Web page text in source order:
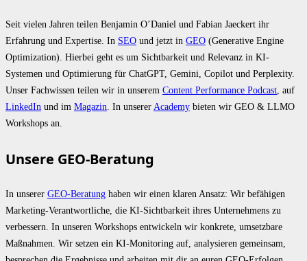
Seit vielen Jahren teilen Benjamin O’Daniel und Fabian Jaeckert ihr
Erfahrung und Expertise. In SEO und jetzt in GEO (Generative Engine
Optimization). Hierbei geht es um Sichtbarkeit und Relevanz in KI-
Systemen und Optimierung für ChatGPT, Gemini, Copilot und Perplexity.
Unser Fachwissen teilen wir in unserem Content Performance Podcast, auf
LinkedIn und im Magazin. In unsererAcademy bieten wir GEO & LLMO
Workshops an.
Unsere GEO-Beratung
In unserer GEO-Beratung haben wir einen klaren Ansatz: Wir befähigen
Marketing-Verantwortliche, die KI-Sichtbarkeit ihres Unternehmens zu
verbessern. In unseren Workshops entwickeln wir konkrete, umsetzbare
Maßnahmen. Wir setzen ein KI-Monitoring auf, analysieren gemeinsam,